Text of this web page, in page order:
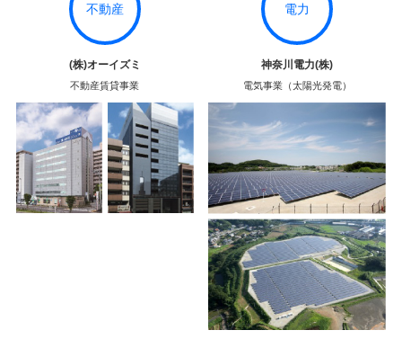
不動産
(株)オーイズミ
不動産賃貸事業
電力
神奈川電力(株)
電気事業（太陽光発電）